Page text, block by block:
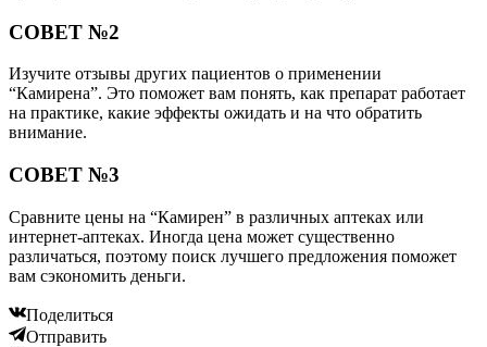
СОВЕТ №2
Изучите отзывы других пациентов о применении
“Камирена”. Это поможет вам понять, как препарат работает
на практике, какие эффекты ожидать и на что обратить
внимание.
СОВЕТ №3
Сравните цены на “Камирен” в различных аптеках или
интернет-аптеках. Иногда цена может существенно
различаться, поэтому поиск лучшего предложения поможет
вам сэкономить деньги.
Поделиться
Отправить